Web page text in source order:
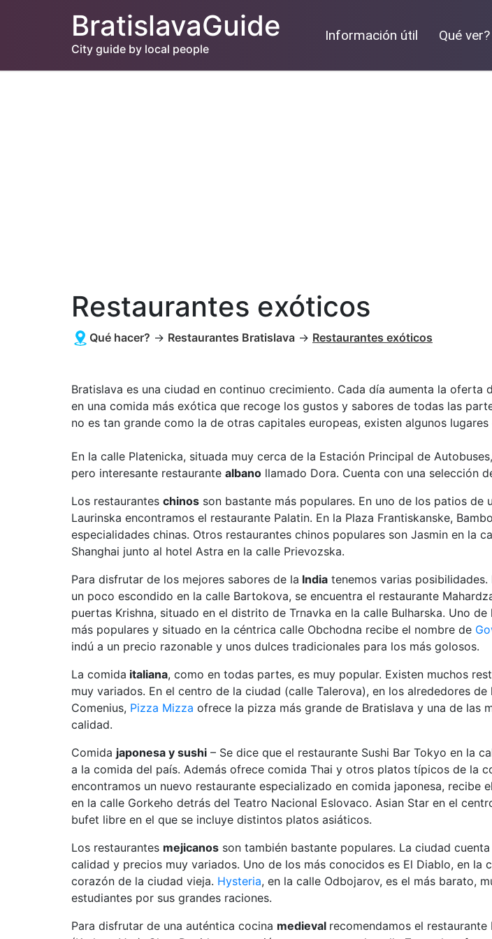
BratislavaGuide
City guide by local people
Información útil Qué ver?
Restaurantes exóticos
Qué hacer? → Restaurantes Bratislava → Restaurantes exóticos
Bratislava es una ciudad en continuo crecimiento. Cada día aumenta la oferta
en una comida más exótica que recoge los gustos y sabores de todas las
no es tan grande como la de otras capitales europeas, existen algunos
En la calle Platenicka, situada muy cerca de la Estación Principal de
pero interesante restaurante albano llamado Dora. Cuenta con una selección
Los restaurantes chinos son bastante más populares. En uno de los patios
Laurinska encontramos el restaurante Palatin. En la Plaza Frantiskanske,
especialidades chinas. Otros restaurantes chinos populares son Jasmin en la
Shanghai junto al hotel Astra en la calle Prievozska.
Para disfrutar de los mejores sabores de la India tenemos varias
un poco escondido en la calle Bartokova, se encuentra el restaurante
puertas Krishna, situado en el distrito de Trnavka en la calle Bulharska. Uno
más populares y situado en la céntrica calle Obchodna recibe el nombre de
indú a un precio razonable y unos dulces tradicionales para los más golosos.
La comida italiana, como en todas partes, es muy popular. Existen muchos
muy variados. En el centro de la ciudad (calle Talerova), en los alrededores de
Comenius, Pizza Mizza ofrece la pizza más grande de Bratislava y una de las
calidad.
Comida japonesa y sushi – Se dice que el restaurante Sushi Bar Tokyo en la
a la comida del país. Además ofrece comida Thai y otros platos típicos de la
encontramos un nuevo restaurante especializado en comida japonesa, recibe
en la calle Gorkeho detrás del Teatro Nacional Eslovaco. Asian Star en el
bufet libre en el que se incluye distintos platos asiáticos.
Los restaurantes mejicanos son también bastante populares. La ciudad
calidad y precios muy variados. Uno de los más conocidos es El Diablo, en la
corazón de la ciudad vieja. Hysteria, en la calle Odbojarov, es el más barato,
estudiantes por sus grandes raciones.
Para disfrutar de una auténtica cocina medieval recomendamos el restaurante